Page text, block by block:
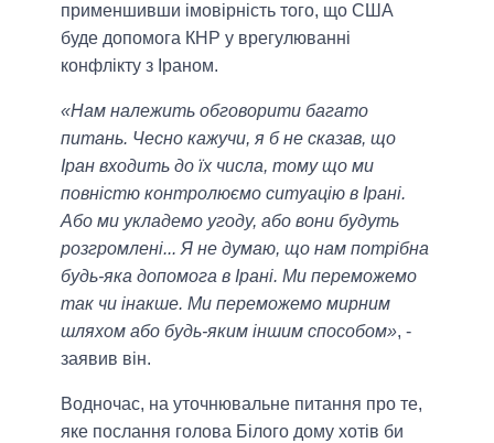
применшивши імовірність того, що США
буде допомога КНР у врегулюванні
конфлікту з Іраном.
«Нам належить обговорити багато
питань. Чесно кажучи, я б не сказав, що
Іран входить до їх числа, тому що ми
повністю контролюємо ситуацію в Ірані.
Або ми укладемо угоду, або вони будуть
розгромлені... Я не думаю, що нам потрібна
будь-яка допомога в Ірані. Ми переможемо
так чи інакше. Ми переможемо мирним
шляхом або будь-яким іншим способом», -
заявив він.
Водночас, на уточнювальне питання про те,
яке послання голова Білого дому хотів би